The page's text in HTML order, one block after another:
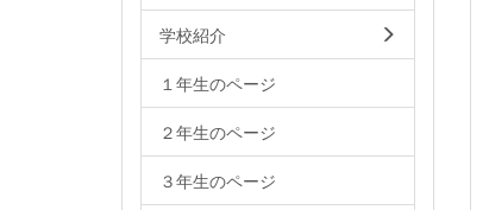
学校紹介
１年生のページ
２年生のページ
３年生のページ